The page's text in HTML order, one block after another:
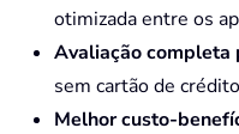
otimizada entre os
Avaliação completa
sem cartão de crédito
Melhor custo-